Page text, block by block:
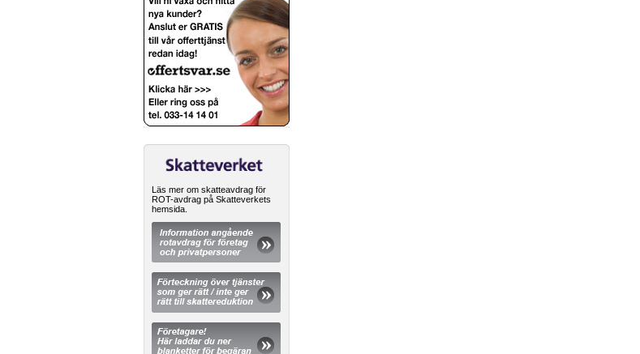
Läs mer om skatteavdrag för
ROT-avdrag på Skatteverkets
hemsida.